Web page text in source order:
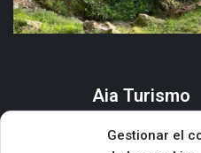
Gestionar el
Aia Turismo